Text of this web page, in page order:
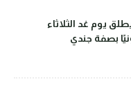
يوم غد الثلاثاء
بصفة جندي